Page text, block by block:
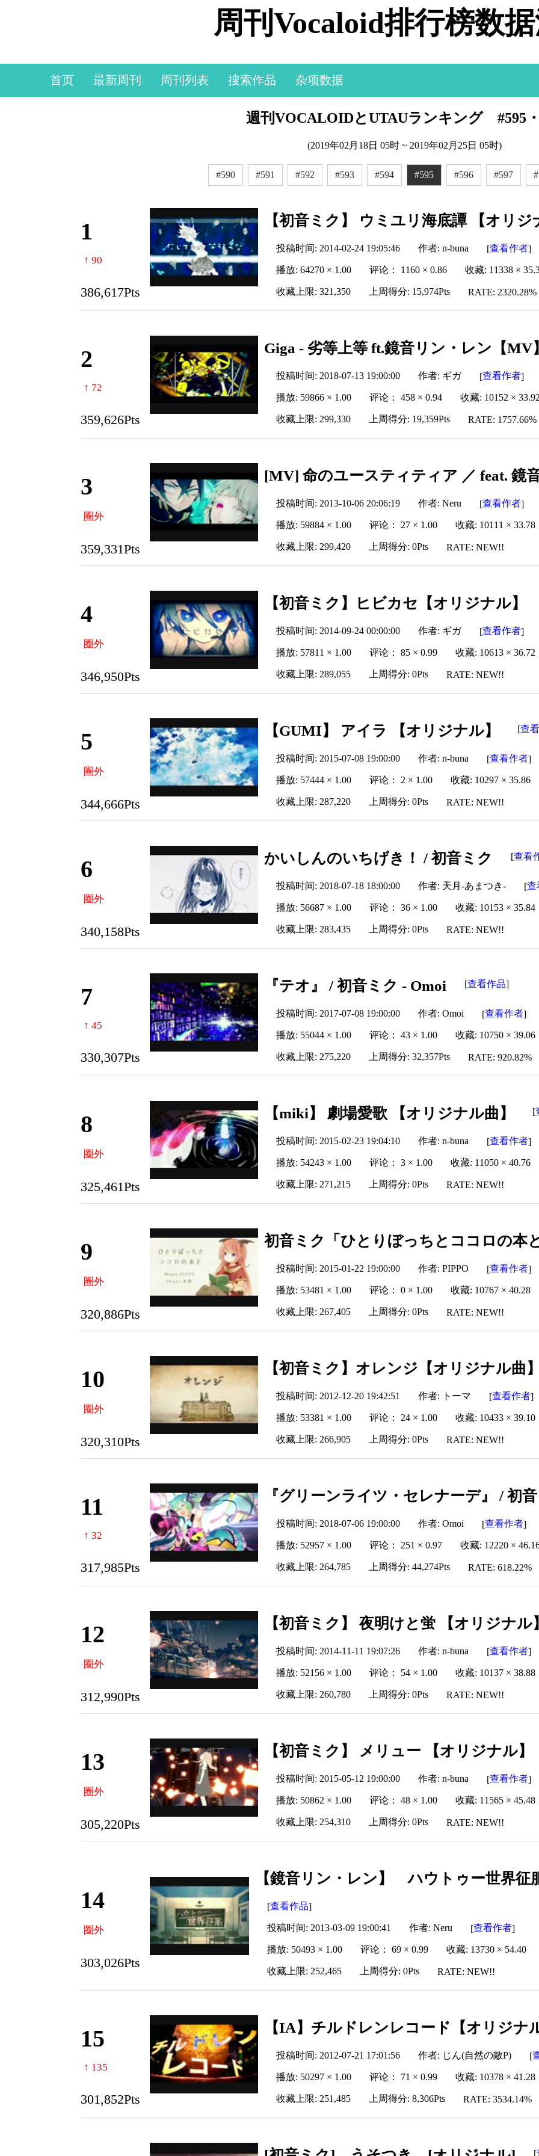
周刊Vocaloid排行榜数
首页 最新周刊 周刊列表 搜索作品 杂项数据
週刊VOCALOIDとUTAUランキング #595
(2019年02月18日 05时 ~ 2019年02月25日 05时)
#590 #591 #592 #593 #594 #595 #596 #597
1
↑ 90
386,617Pts
【初音ミク】 ウミユリ海底譚 【オリジ
投稿时间: 2014-02-24 19:05:46 作者: n-buna [查看作者]
播放: 64270 × 1.00 评论： 1160 × 0.86 收藏: 11338 ×
收藏上限: 321,350 上周得分: 15,974Pts RATE: 2320.28%
2
↑ 72
359,626Pts
Giga - 劣等上等 ft.鏡音リン・レン【MV】
投稿时间: 2018-07-13 19:00:00 作者: ギガ [查看作者]
播放: 59866 × 1.00 评论： 458 × 0.94 收藏: 10152 × 33.92
收藏上限: 299,330 上周得分: 19,359Pts RATE: 1757.66%
3
圈外
359,331Pts
[MV] 命のユースティティア ／ feat. 鏡
投稿时间: 2013-10-06 20:06:19 作者: Neru [查看作者]
播放: 59884 × 1.00 评论： 27 × 1.00 收藏: 10111 × 33.78
收藏上限: 299,420 上周得分: 0Pts RATE: NEW!!
4
圈外
346,950Pts
【初音ミク】ヒビカセ【オリジナル】
投稿时间: 2014-09-24 00:00:00 作者: ギガ [查看作者]
播放: 57811 × 1.00 评论： 85 × 0.99 收藏: 10613 × 36.72
收藏上限: 289,055 上周得分: 0Pts RATE: NEW!!
5
圈外
344,666Pts
【GUMI】 アイラ 【オリジナル】 [查
投稿时间: 2015-07-08 19:00:00 作者: n-buna [查看作者]
播放: 57444 × 1.00 评论： 2 × 1.00 收藏: 10297 × 35.86
收藏上限: 287,220 上周得分: 0Pts RATE: NEW!!
6
圈外
340,158Pts
かいしんのいちげき！ / 初音ミク [查看
投稿时间: 2018-07-18 18:00:00 作者: 天月-あまつき- [查
播放: 56687 × 1.00 评论： 36 × 1.00 收藏: 10153 × 35.84
收藏上限: 283,435 上周得分: 0Pts RATE: NEW!!
7
↑ 45
330,307Pts
『テオ』 / 初音ミク - Omoi [查看作品]
投稿时间: 2017-07-08 19:00:00 作者: Omoi [查看作者]
播放: 55044 × 1.00 评论： 43 × 1.00 收藏: 10750 × 39.06
收藏上限: 275,220 上周得分: 32,357Pts RATE: 920.82%
8
圈外
325,461Pts
【miki】 劇場愛歌 【オリジナル曲】 [
投稿时间: 2015-02-23 19:04:10 作者: n-buna [查看作者]
播放: 54243 × 1.00 评论： 3 × 1.00 收藏: 11050 × 40.76
收藏上限: 271,215 上周得分: 0Pts RATE: NEW!!
9
圈外
320,886Pts
初音ミク「ひとりぼっちとココロの本と
投稿时间: 2015-01-22 19:00:00 作者: PIPPO [查看作者]
播放: 53481 × 1.00 评论： 0 × 1.00 收藏: 10767 × 40.28
收藏上限: 267,405 上周得分: 0Pts RATE: NEW!!
10
圈外
320,310Pts
【初音ミク】オレンジ【オリジナル曲】
投稿时间: 2012-12-20 19:42:51 作者: トーマ [查看作者]
播放: 53381 × 1.00 评论： 24 × 1.00 收藏: 10433 × 39.10
收藏上限: 266,905 上周得分: 0Pts RATE: NEW!!
11
↑ 32
317,985Pts
『グリーンライツ・セレナーデ』 / 初
投稿时间: 2018-07-06 19:00:00 作者: Omoi [查看作者]
播放: 52957 × 1.00 评论： 251 × 0.97 收藏: 12220 ×
收藏上限: 264,785 上周得分: 44,274Pts RATE: 618.22%
12
圈外
312,990Pts
【初音ミク】 夜明けと蛍 【オリジナル】
投稿时间: 2014-11-11 19:07:26 作者: n-buna [查看作者]
播放: 52156 × 1.00 评论： 54 × 1.00 收藏: 10137 × 38.88
收藏上限: 260,780 上周得分: 0Pts RATE: NEW!!
13
圈外
305,220Pts
【初音ミク】 メリュー 【オリジナル】
投稿时间: 2015-05-12 19:00:00 作者: n-buna [查看作者]
播放: 50862 × 1.00 评论： 48 × 1.00 收藏: 11565 × 45.48
收藏上限: 254,310 上周得分: 0Pts RATE: NEW!!
14
圈外
303,026Pts
【鏡音リン・レン】 ハウトゥー世界征
[查看作品]
投稿时间: 2013-03-09 19:00:41 作者: Neru [查看作者]
播放: 50493 × 1.00 评论： 69 × 0.99 收藏: 13730 × 54.40
收藏上限: 252,465 上周得分: 0Pts RATE: NEW!!
15
↑ 135
301,852Pts
【IA】チルドレンレコード【オリジナ
投稿时间: 2012-07-21 17:01:56 作者: じん(自然の敵P) [
播放: 50297 × 1.00 评论： 71 × 0.99 收藏: 10378 × 41.28
收藏上限: 251,485 上周得分: 8,306Pts RATE: 3534.14%
[